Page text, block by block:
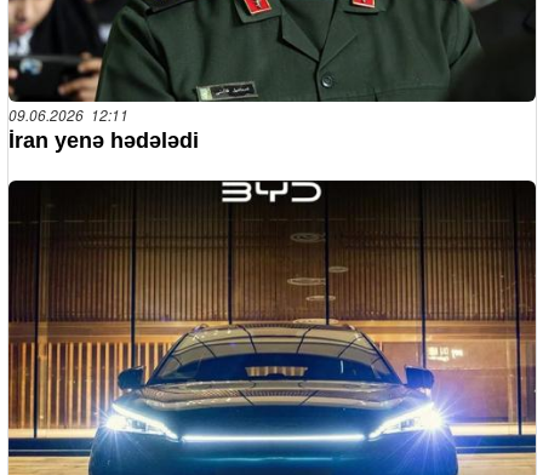
09.06.2026 12:11
İran yenə hədələdi